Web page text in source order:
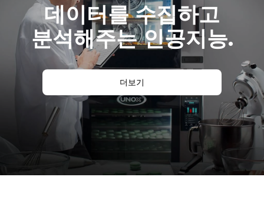
데이터를 수집하고
분석해주는 인공지능.
더보기